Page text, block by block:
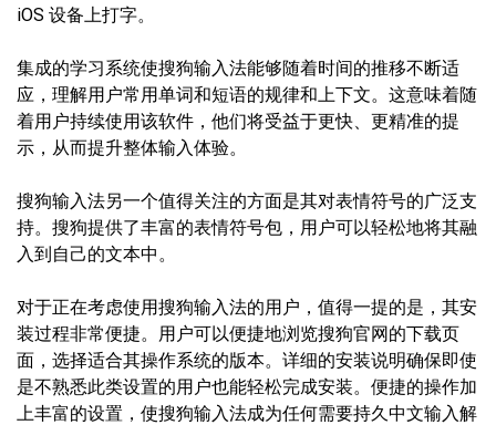
iOS 设备上打字。
集成的学习系统使搜狗输入法能够随着时间的推移不断适
应，理解用户常用单词和短语的规律和上下文。这意味着随
着用户持续使用该软件，他们将受益于更快、更精准的提
示，从而提升整体输入体验。
搜狗输入法另一个值得关注的方面是其对表情符号的广泛支
持。搜狗提供了丰富的表情符号包，用户可以轻松地将其融
入到自己的文本中。
对于正在考虑使用搜狗输入法的用户，值得一提的是，其安
装过程非常便捷。用户可以便捷地浏览搜狗官网的下载页
面，选择适合其操作系统的版本。详细的安装说明确保即使
是不熟悉此类设置的用户也能轻松完成安装。便捷的操作加
上丰富的设置，使搜狗输入法成为任何需要持久中文输入解